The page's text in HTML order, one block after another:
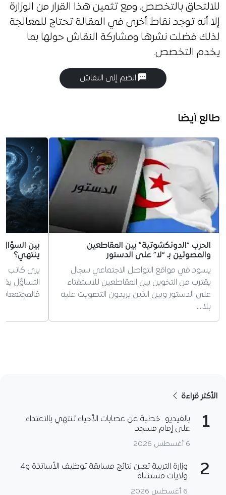
للالتحاق بالتخصص، ومع تثمين هذا القرار من الوزارة
إلا أنه توجد نقاط أخرى في المقالة تحتاج للمعالجة
لذلك فضلت نشرها ومشاركة النقاش حولها بما
يخدم التخصص.
انضم إلى النقاش
طالع أيضا
الحرب “الدونكشوتية” بين المقاطعين
والمصوتين بـ “لا” على الدستور
يسود في مواقع التواصل الاجتماعي سجال
يقترب من التخوين بين المقاطعين للاستفتاء
على الدستور وبين الذين يريدون التصويت عليه
بلا.…
بين
ينتهي؟
يرى كاتب
التساؤل
الأكثر قراءة
1
بالفيديو.. خطبة عن عصابات الأحياء تنتهي بالاعتداء
على إمام مسجد
6 أغسطس 2026
2
وزارة التربية تعلن نتائج مسابقة توظيف الأساتذة و4
ولايات مستثناة
6 أغسطس 2026